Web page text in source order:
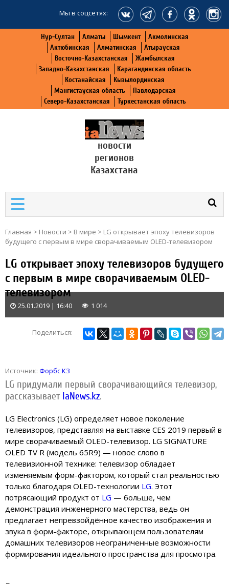
Мы в соцсетях:
Нур-Султан Алматы Шымкент
Акмолинская
Актюбинская
Алматинская
Атырауская
Восточно-Казахстанская
Жамбылская
Западно-Казахстанская
Карагандинская область
Костанайская
Кызылординская
Мангистауская область
Павлодарская
Северо-Казахстанская
Туркестанская область
новости
регионов
Казахстана
Главная > Новости > В мире > LG открывает эпоху телевизоров
будущего с первым в мире сворачиваемым OLED-телевизором
LG открывает эпоху телевизоров будущего
с первым в мире сворачиваемым OLED-
телевизором
25.01.2019 | 16:40 1 014
Поделиться:
Источник: Форбс КЗ
LG придумали первый сворачивающийся телевизор,
рассказываетIaNews.kz.
LG Electronics (LG) определяет новое поколение
телевизоров, представляя на выставке CES 2019 первый в
мире сворачиваемый OLED-телевизор. LG SIGNATURE
OLED TV R (модель 65R9) — новое слово в
телевизионной технике: телевизор обладает
изменяемым форм-фактором, который стал реальностью
только благодаря OLED-технологии LG. Этот
потрясающий продукт от LG — больше, чем
демонстрация инженерного мастерства, ведь он
предлагает непревзойдённое качество изображения и
звука в форм-факторе, открывающем пользователям
домашних телевизоров неограниченные возможности
формирования идеального пространства для просмотра.